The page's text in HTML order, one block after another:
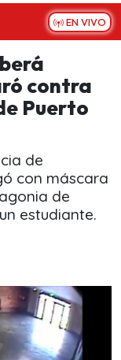
EN VIVO
contra
Puerto
de
con máscara
de
estudiante.